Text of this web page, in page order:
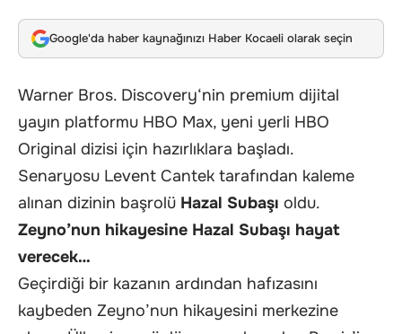
Google'da haber kaynağınızı Haber Kocaeli olarak seçin
Warner Bros. Discovery‘nin premium dijital
yayın platformu HBO Max, yeni yerli HBO
Original dizisi için hazırlıklara başladı.
Senaryosu Levent Cantek tarafından kaleme
alınan dizinin başrolü Hazal Subaşı oldu.
Zeyno’nun hikayesine Hazal Subaşı hayat
verecek…
Geçirdiği bir kazanın ardından hafızasını
kaybeden Zeyno’nun hikayesini merkezine